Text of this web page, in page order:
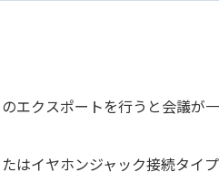
エクスポートを行うと会議が
はイヤホンジャック接続タイ